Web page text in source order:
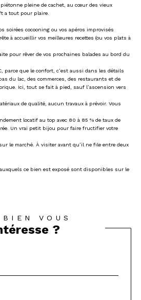
pleine de cachet, au cœur des vieux
a tout pour plaire.
soirées cocooning ou vos apéros improvisés
à accueillir vos meilleures recettes (ou vos plats à
pour rêver de vos prochaines balades au bord du
parce que le confort, c’est aussi dans les détails
du lac, des commerces, des restaurants et de
Ici, tout se fait à pied, sauf l’ascension vers
de qualité, aucun travaux à prévoir. Vous
locatif au top avec 80 à 85 % de taux de
Un vrai petit bijou pour faire fructifier votre
le marché. À visiter avant qu’il ne file entre deux
ce bien est exposé sont disponibles sur le
BIEN VOUS
?